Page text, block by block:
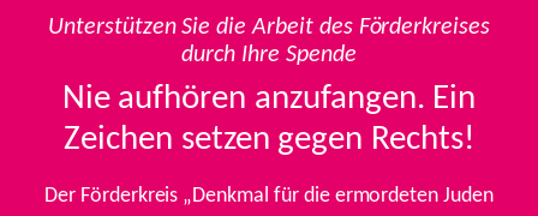
Unterstützen Sie die Arbeit des Förderkreises
durch Ihre Spende
Nie aufhören anzufangen. Ein
Zeichen setzen gegen Rechts!
Der Förderkreis „Denkmal für die ermordeten Juden